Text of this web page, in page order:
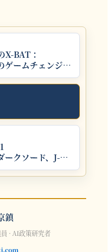
BAT：
ゲームチェンジャ
ークソード、J-
鎮
· AI政策研究者